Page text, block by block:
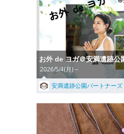
お外 de ヨガ＠安満遺跡
2026/5/4(月)～
安満遺跡公園パートナーズ